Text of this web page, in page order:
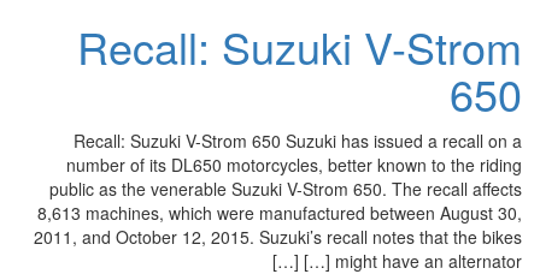
Recall: Suzuki V-Strom
650
Recall: Suzuki V-Strom 650 Suzuki has issued a recall on a
number of its DL650 motorcycles, better known to the riding
public as the venerable Suzuki V-Strom 650. The recall affects
8,613 machines, which were manufactured between August 30,
2011, and October 12, 2015. Suzuki’s recall notes that the bikes
might have an alternator […] […]